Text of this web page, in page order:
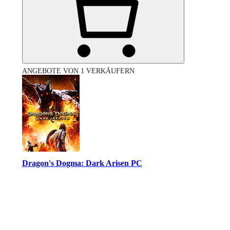
ANGEBOTE VON 1 VERKÄUFERN
Dragon's Dogma: Dark Arisen PC